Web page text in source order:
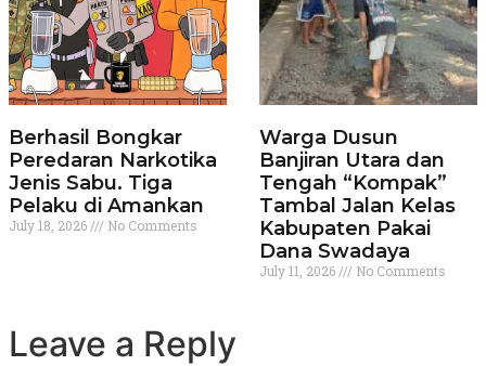
Berhasil Bongkar
Peredaran Narkotika
Jenis Sabu. Tiga
Pelaku di Amankan
July 18, 2026 No Comments
Warga Dusun
Banjiran Utara dan
Tengah “Kompak”
Tambal Jalan Kelas
Kabupaten Pakai
Dana Swadaya
July 11, 2026 No Comments
Leave a Reply